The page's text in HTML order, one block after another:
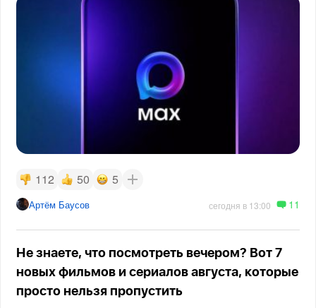
112 50 5
Артём Баусов сегодня в 13:00 11
Не знаете, что посмотреть вечером? Вот 7
новых фильмов и сериалов августа, которые
просто нельзя пропустить